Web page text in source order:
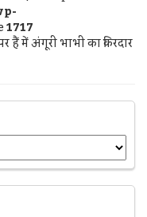
1717
में अंगूरी भाभी का किरदार